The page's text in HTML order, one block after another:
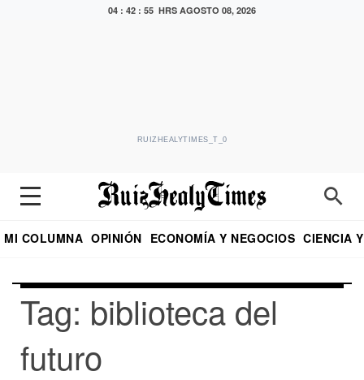
04 : 42 : 55 HRS AGOSTO 08, 2026
RUIZHEALYTIMES_T_0
MI COLUMNA OPINIÓN ECONOMÍA Y NEGOCIOS CIENCIA
Tag: biblioteca del
futuro